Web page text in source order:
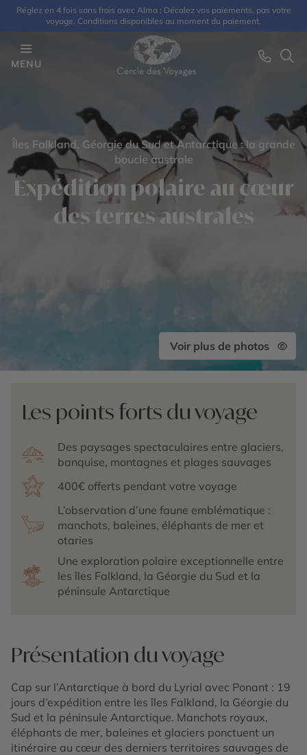
Réglez en 4 fois sans frais avec Alma : Décalez vos paiements, pas votre
voyage. Conditions disponibles au moment du paiement.
MENU
Îles Falkland, Géorgie du Sud et Antarctique : la grande
boucle australe
Expédition polaire au cœur
des terres australes
Voir plus de photos
Les points forts du voyage
Des paysages spectaculaires entre glaciers,
banquise, montagnes et plages sauvages
400€ offerts pendant votre voyage
L’observation d’une faune emblématique :
manchots, baleines, éléphants de mer et
otaries
Une exploration polaire exceptionnelle entre
les îles Falkland, la Géorgie du Sud et la
péninsule Antarctique
Présentation du voyage
Cap sur l’Antarctique à bord du Lyrial avec Ponant : 19
jours d’expédition entre les îles Falkland, la Géorgie du
Sud et la péninsule Antarctique. Manchots royaux,
éléphants de mer, baleines et glaciers ponctuent un
itinéraire au cœur des derniers territoires sauvages de